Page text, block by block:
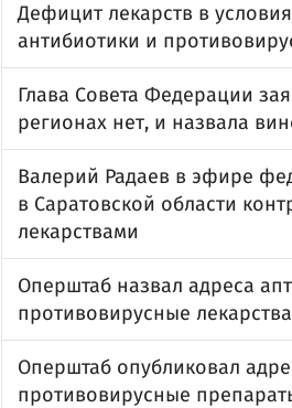
Дефицит лекарств в
антибиотики и
Глава Совета Федерации
регионах нет, и назвала
Валерий Радаев в эфире
в Саратовской области
лекарствами
Оперштаб назвал адреса
противовирусные лекарства
Оперштаб опубликовал
противовирусные